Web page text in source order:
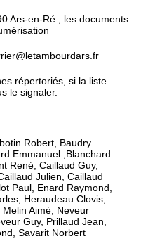
Ars-en-Ré ; les documents
répertoriés, si la liste
le signaler.
Robert, Baudry
Emmanuel ,Blanchard
René, Caillaud Guy,
Julien, Caillaud
Paul, Enard Raymond,
Heraudeau Clovis,
Aimé, Neveur
Guy, Prillaud Jean,
Savarit Norbert